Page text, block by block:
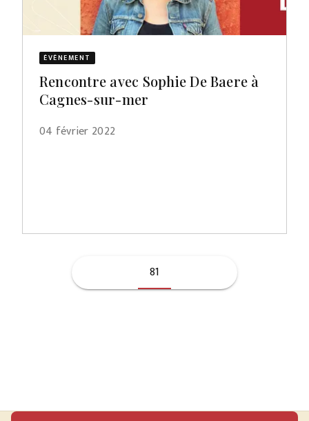
ÉVÈNEMENT
Rencontre avec Sophie De Baere à
Cagnes-sur-mer
04 février 2022
81